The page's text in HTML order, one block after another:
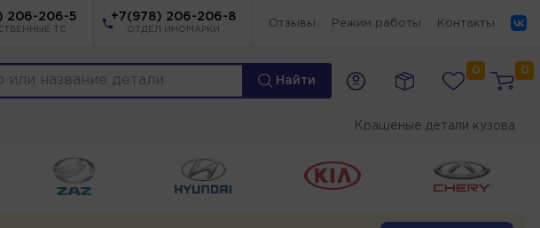
206-206-5
ТС
+7(978) 206-206-8
ОТДЕЛ ИНОМАРКИ
Отзывы Режим работы Контакты
Найти
0 0
Крашеные детали кузова